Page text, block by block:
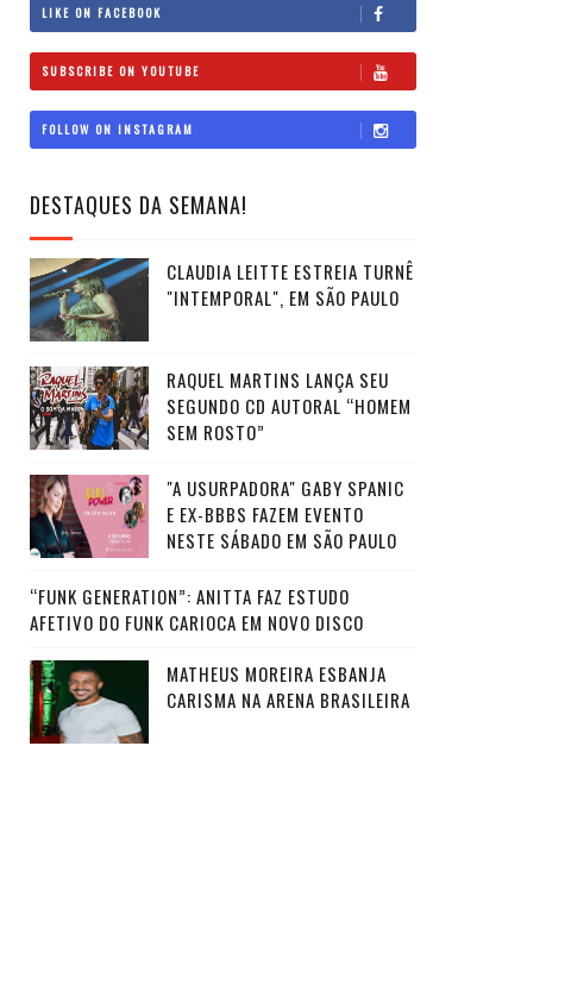
LIKE ON FACEBOOK
SUBSCRIBE ON YOUTUBE
FOLLOW ON INSTAGRAM
DESTAQUES DA SEMANA!
CLAUDIA LEITTE ESTREIA TURNÊ
"INTEMPORAL", EM SÃO PAULO
RAQUEL MARTINS LANÇA SEU
SEGUNDO CD AUTORAL “HOMEM
SEM ROSTO”
"A USURPADORA" GABY SPANIC
E EX-BBBS FAZEM EVENTO
NESTE SÁBADO EM SÃO PAULO
“FUNK GENERATION”: ANITTA FAZ ESTUDO
AFETIVO DO FUNK CARIOCA EM NOVO DISCO
MATHEUS MOREIRA ESBANJA
CARISMA NA ARENA BRASILEIRA